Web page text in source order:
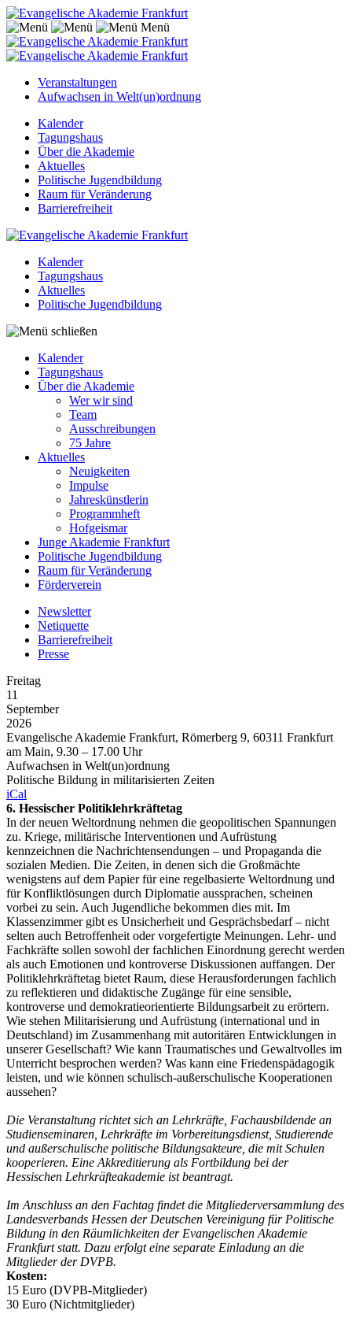
Menü
Veranstaltungen
Aufwachsen in Welt(un)ordnung
Kalender
Tagungshaus
Über die Akademie
Aktuelles
Politische Jugendbildung
Raum für Veränderung
Barrierefreiheit
Kalender
Tagungshaus
Aktuelles
Politische Jugendbildung
Kalender
Tagungshaus
Über die Akademie
Wer wir sind
Team
Ausschreibungen
75 Jahre
Aktuelles
Neuigkeiten
Impulse
Jahreskünstlerin
Programmheft
Hofgeismar
Junge Akademie Frankfurt
Politische Jugendbildung
Raum für Veränderung
Förderverein
Newsletter
Netiquette
Barrierefreiheit
Presse
Freitag
11
September
2026
Evangelische Akademie Frankfurt, Römerberg 9, 60311 Frankfurt
am Main, 9.30 – 17.00 Uhr
Aufwachsen in Welt(un)ordnung
Politische Bildung in militarisierten Zeiten
iCal
6. Hessischer Politiklehrkräftetag
In der neuen Weltordnung nehmen die geopolitischen Spannungen
zu. Kriege, militärische Interventionen und Aufrüstung
kennzeichnen die Nachrichtensendungen – und Propaganda die
sozialen Medien. Die Zeiten, in denen sich die Großmächte
wenigstens auf dem Papier für eine regelbasierte Weltordnung und
für Konfliktlösungen durch Diplomatie aussprachen, scheinen
vorbei zu sein. Auch Jugendliche bekommen dies mit. Im
Klassenzimmer gibt es Unsicherheit und Gesprächsbedarf – nicht
selten auch Betroffenheit oder vorgefertigte Meinungen. Lehr- und
Fachkräfte sollen sowohl der fachlichen Einordnung gerecht werden
als auch Emotionen und kontroverse Diskussionen auffangen. Der
Politiklehrkräftetag bietet Raum, diese Herausforderungen fachlich
zu reflektieren und didaktische Zugänge für eine sensible,
kontroverse und demokratieorientierte Bildungsarbeit zu erörtern.
Wie stehen Militarisierung und Aufrüstung (international und in
Deutschland) im Zusammenhang mit autoritären Entwicklungen in
unserer Gesellschaft? Wie kann Traumatisches und Gewaltvolles im
Unterricht besprochen werden? Was kann eine Friedenspädagogik
leisten, und wie können schulisch-außerschulische Kooperationen
aussehen?
Die Veranstaltung richtet sich an Lehrkräfte, Fachausbildende an
Studienseminaren, Lehrkräfte im Vorbereitungsdienst, ­Studierende
und außerschulische politische Bildungsakteure, die mit Schulen
kooperieren. Eine Akkreditierung als Fortbildung bei der
Hessischen Lehrkräfteakademie ist beantragt.
Im Anschluss an den Fachtag findet die Mitgliederversammlung des
Landesverbands Hessen der Deutschen Vereinigung für Politische
Bildung in den Räumlichkeiten der Evangelischen Akademie
Frankfurt statt. Dazu erfolgt eine separate Einladung an die
Mitglieder der DVPB.
Kosten:
15 Euro (DVPB-Mitglieder)
30 Euro (Nichtmitglieder)